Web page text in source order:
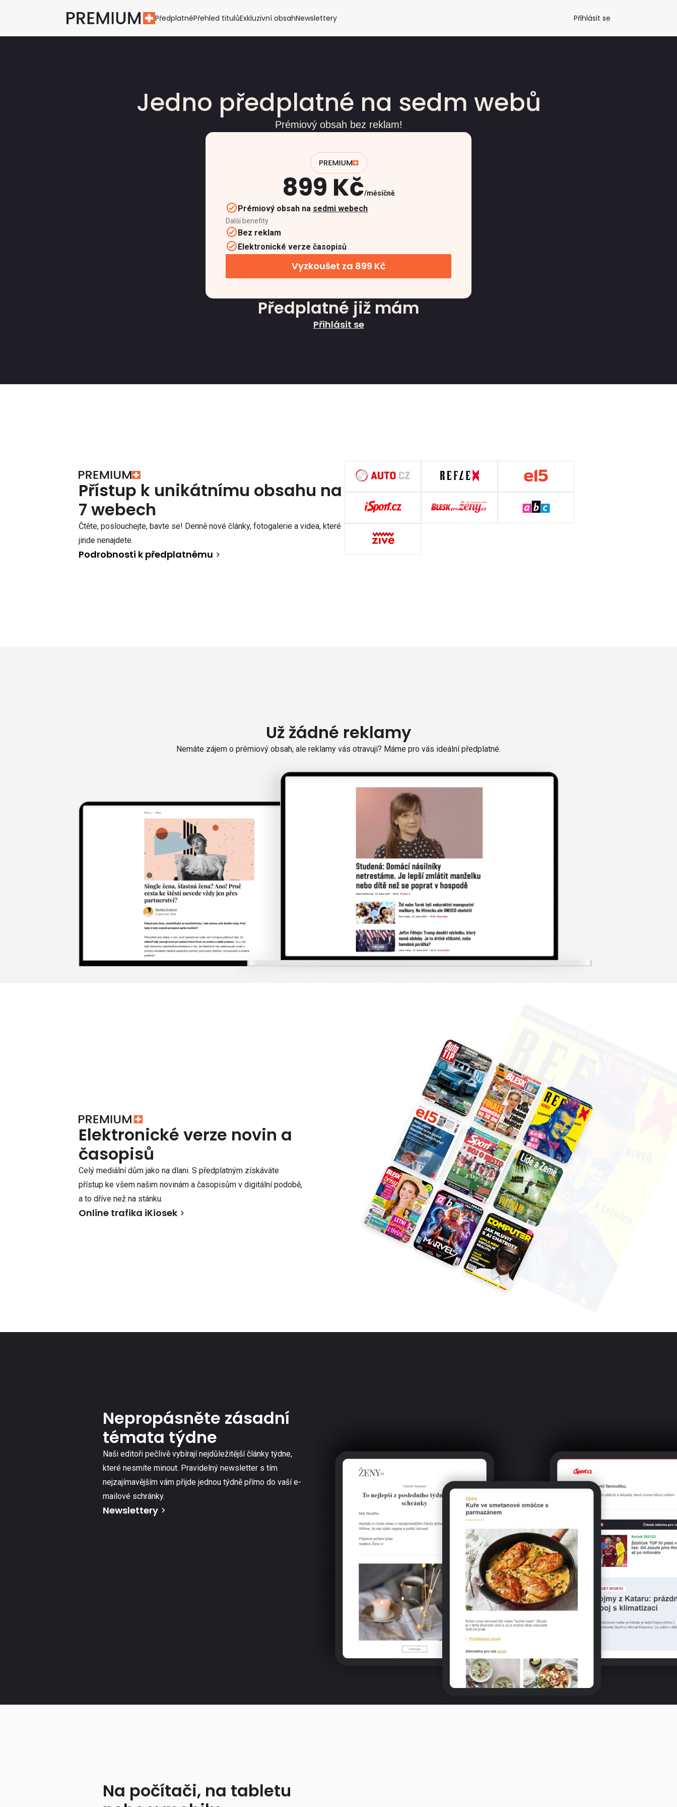
PředplatnéPřehled titulůExkluzivní obsahNewslettery Přihlásit se
Jedno předplatné na sedm webů
Prémiový obsah bez reklam!
899 Kč měsíčně
Prémiový obsah na sedmi webech
Další benefity
Bez reklam
Elektronické verze časopisů
Vyzkoušet za 899 Kč
Předplatné již mám
Přihlásit se
Přístup k unikátnímu obsahu na
7 webech
Čtěte, poslouchejte, bavte se! Denně nové články, fotogalerie a videa, které
jinde nenajdete.
Podrobnosti k předplatnému
Už žádné reklamy
Nemáte zájem o prémiový obsah, ale reklamy vás otravují? Máme pro vás ideální předplatné.
Elektronické verze novin a
časopisů
Celý mediální dům jako na dlani. S předplatným získáváte
přístup ke všem našim novinám a časopisům v digitální podobě,
a to dříve než na stánku.
Online trafika iKiosek
Nepropásněte zásadní
témata týdne
Naši editoři pečlivě vybírají nejdůležitější články týdne,
které nesmíte minout. Pravidelný newsletter s tím
nejzajímavějším vám přijde jednou týdně přímo do vaší e-
mailové schránky.
Newslettery
Na počítači, na tabletu